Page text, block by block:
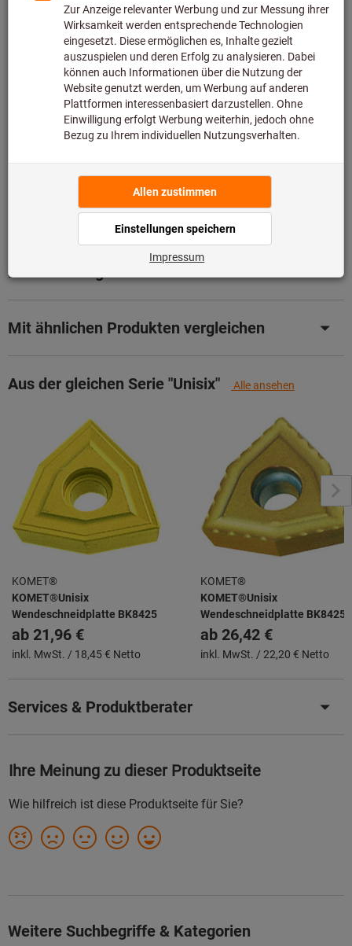
Voraussichtliche Lieferzeit: 2-3 Wochen
Bitte beachten Sie die Lieferzeit und eingeschränkte
Beratung:
Diesen Artikel bestellen wir für Sie direkt beim Hersteller,
da er nicht Bestandteil unseres Hauptsortiments ist und
somit nicht bei uns auf Lager liegt.Infos
Artikel merken Artikel teilen
Produktdetails
Beschreibung
Mit ähnlichen Produkten vergleichen
Aus der gleichen Serie "Unisix" Alle ansehen
KOMET®
KOMET®Unisix
Wendeschneidplatte BK8425
ab 21,96 €
inkl. MwSt. / 18,45 € Netto
KOMET®
KOMET®Unisix
Wendeschneidplatte BK8425
ab 26,42 €
inkl. MwSt. / 22,20 € Netto
Services & Produktberater
Weitere Suchbegriffe & Kategorien